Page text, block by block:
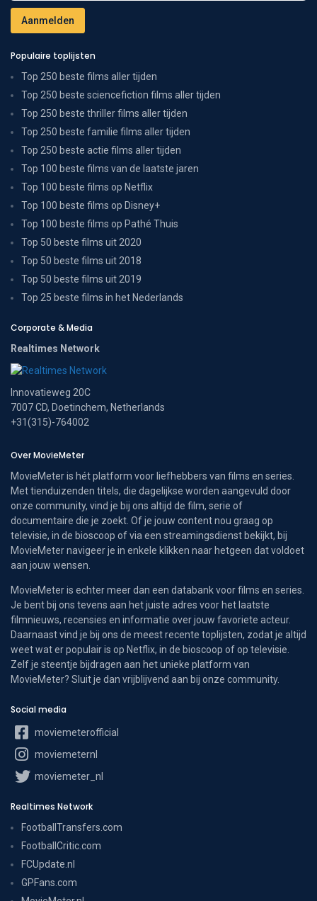
Populaire toplijsten
Top 250 beste films aller tijden
Top 250 beste sciencefiction films aller tijden
Top 250 beste thriller films aller tijden
Top 250 beste familie films aller tijden
Top 250 beste actie films aller tijden
Top 100 beste films van de laatste jaren
Top 100 beste films op Netflix
Top 100 beste films op Disney+
Top 100 beste films op Pathé Thuis
Top 50 beste films uit 2020
Top 50 beste films uit 2018
Top 50 beste films uit 2019
Top 25 beste films in het Nederlands
Corporate & Media
Realtimes Network
Innovatieweg 20C
7007 CD, Doetinchem, Netherlands
+31(315)-764002
Over MovieMeter
MovieMeter is hét platform voor liefhebbers van films en series.
Met tienduizenden titels, die dagelijkse worden aangevuld door
onze community, vind je bij ons altijd de film, serie of
documentaire die je zoekt. Of je jouw content nou graag op
televisie, in de bioscoop of via een streamingsdienst bekijkt, bij
MovieMeter navigeer je in enkele klikken naar hetgeen dat voldoet
aan jouw wensen.
MovieMeter is echter meer dan een databank voor films en series.
Je bent bij ons tevens aan het juiste adres voor het laatste
filmnieuws, recensies en informatie over jouw favoriete acteur.
Daarnaast vind je bij ons de meest recente toplijsten, zodat je altijd
weet wat er populair is op Netflix, in de bioscoop of op televisie.
Zelf je steentje bijdragen aan het unieke platform van
MovieMeter? Sluit je dan vrijblijvend aan bij onze community.
Social media
moviemeterofficial
moviemeternl
moviemeter_nl
Realtimes Network
FootballTransfers.com
FootballCritic.com
FCUpdate.nl
GPFans.com